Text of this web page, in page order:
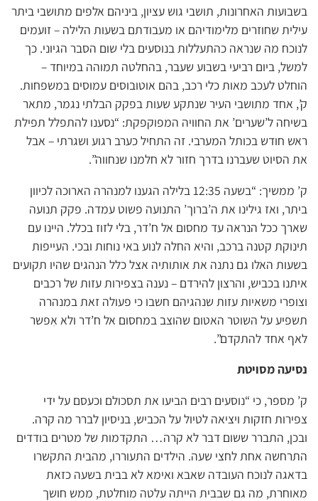
בשבועות האחרונות, תושבי גוש עציון, ביניהם אלפים מתושבי ביתר
עילית שחוזרים מלימודיהם או מעבודתם בשעות הלילה – זועמים
לנוכח מה שנראה כהתעללות בנוסעים בלי שום הסבר הגיוני. כך
למשל, ביום רביעי בשבוע שעבר, בהחלטה תמוהה במיוחד –
הוחלט לעכב מאות כלי רכב, בהם אוטובוסים עמוסים במשפחות.
ק’, אחד מתושבי העיר שנתקע שעות בפקק הבלתי נגמר, מתאר
בשיחה ל’שערים’ את החוויה המפוקפקת: “נסענו להתפלל תפילת
ראש חודש בכותל המערבי. זה התחיל כערב רגוע ושגרתי – אבל
את הסיוט שעברנו בדרך חזור לא חלמנו שנחווה”.
ק’ ממשיך: “בשעה 12:35 בלילה הגענו למנהרה הארוכה לכיוון
ביתר, ואז גילינו את ה’ברוך’ התנועה פשוט עמדה. פקק תנועה
שארך ככל הנראה עד מחסום אל ח’דר, בלי לזוז בכלל. היינו עם
תינוקת קטנה ברכב, והיא החלה לנוע באי נוחות ובכי. העייפות
בשעות האלו גם נתנה את אותותיה אצל כלל הנהגים שהיו תקועים
איתנו בכביש, והרצון להירדם – נענה בצפירות עזות של רכבים
וצופרי משאיות עזות שנהגיהם חשבו כי פעולה זאת במנהרה
תשפיע על השוטר האטום שהוצב במחסום אל ח’דר ולא אִפשר
לאף אחד להתקדם”.
נסיעה מסויטת
ק’ מספר, כי “נוסעים רבים הביעו את תסכולם וכעסם על ידי
צפירות חזקות ויציאה לטיול על הכביש, בניסיון לברר מה קרה.
ובכן, התברר ששום דבר לא קרה… התקדמות של מטרים בודדים
התרחשה אחת לחצי שעה. הילדים התעוררו, מהבית התקשרו
בדאגה לנוכח העובדה שאבא ואימא לא בבית בשעה כזאת
מאוחרת, מה גם שבבית הייתה עלטה מוחלטת, ממש חושך